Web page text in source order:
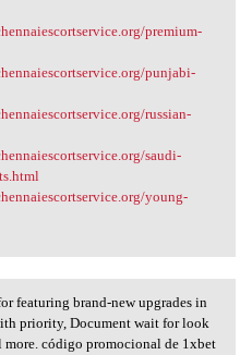
premium-
punjabi-
russian-
saudi-
young-
for featuring
featuring brand-new upgrades in
priority, Document wait for look
more. código promocional de 1xbet